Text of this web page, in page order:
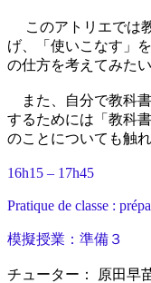
このアトリエでは
げ、「使いこなす」
の仕方を考えてみた
また、自分で教科
するためには「教科
のことについても触
16h15 – 17h45
Pratique de classe :
模擬授業：準備３
チューター： 原田早